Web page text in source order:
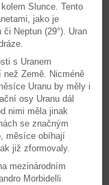
Slunce. Tento
jako je
či Neptun (29°). Uran
s Uranem
Země. Nicméně
Uranu by měly i
osy Uranu dál
nimi měla jinak
se značným
měsíce obíhají
již zformovaly.
mezinárodním
Morbidelli